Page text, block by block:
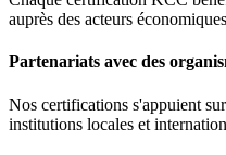
auprès des acteurs
Partenariats avec des
Nos certifications s'appuient
institutions locales et